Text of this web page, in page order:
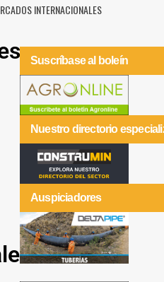
INTERNACIONALES
Suscríbase al boleín
Nuestro directorio
Auspiciadores